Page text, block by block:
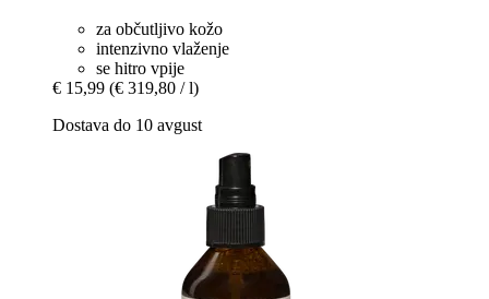
za občutljivo kožo
intenzivno vlaženje
se hitro vpije
€ 15,99 (€ 319,80 / l)
Dostava do 10 avgust